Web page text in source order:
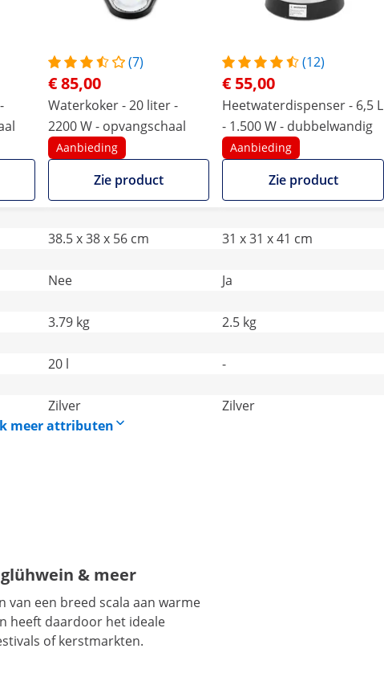
(7)
€ 85,00
Waterkoker - 20 liter -
2200 W - opvangschaal
Aanbieding
Zie product
(12)
€ 55,00
Heetwaterdispenser - 6,5 L
- 1.500 W - dubbelwandig
Aanbieding
Zie product
38.5 x 38 x 56 cm 31 x 31 x 41 cm
Nee Ja
3.79 kg 2.5 kg
20 l -
Zilver Zilver
meer attributen
& meer
van een breed scala aan warme
heeft daardoor het ideale
of kerstmarkten.